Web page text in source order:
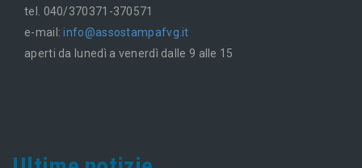
tel. 040/370371-370571
e-mail:info@assostampafvg.it
aperti da lunedì a venerdì dalle 9 alle 15